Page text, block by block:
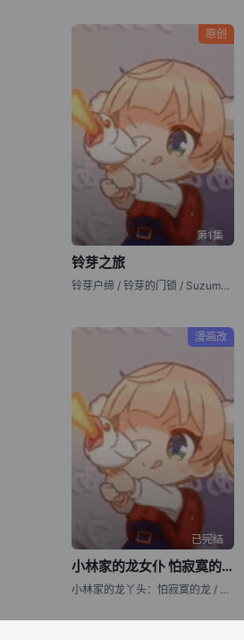
原创
第1集
铃芽之旅
铃芽户缔 / 铃芽的门锁 / Suzume no Tojimari
漫画改
已完结
小林家的龙女仆 怕寂寞的龙
小林家的龙丫头：怕寂寞的龙 / Kobayashi-san Chi no Maid Dragon: Samishigariya no Ryuu